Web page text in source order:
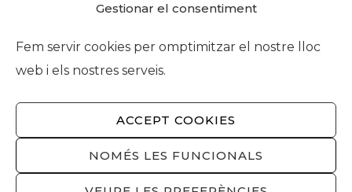
Gestionar el consentiment
Fem servir cookies per omptimitzar el nostre lloc
web i els nostres serveis.
ACCEPT COOKIES
NOMÉS LES FUNCIONALS
foment@foment.com
© 2026 - Foment del Treball Nacional
Nosaltres
privacitat/ Política cookies/Privacitat